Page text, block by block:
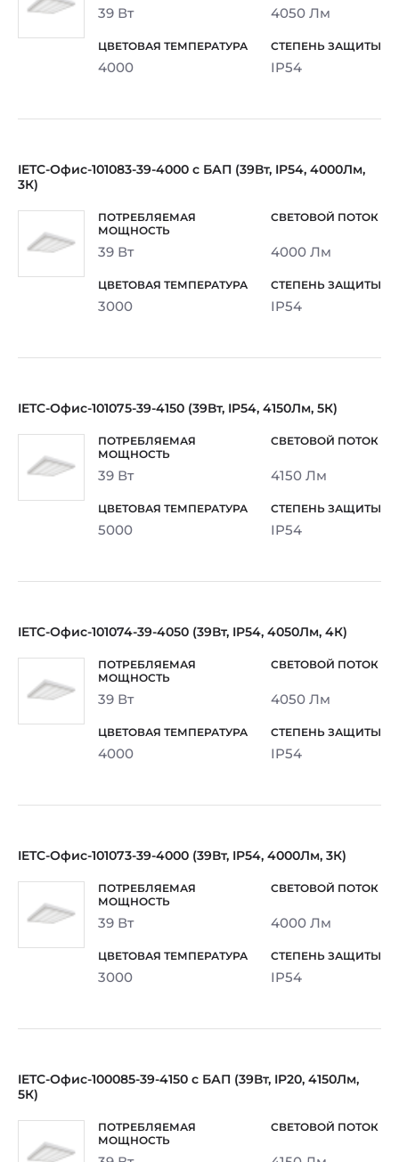
39 Вт 4050 Лм
4000 IP54
IETC-Офис-101083-39-4000 с БАП (39Вт, IP54, 4000Лм,
3К)
39 Вт 4000 Лм
3000 IP54
IETC-Офис-101075-39-4150 (39Вт, IP54, 4150Лм, 5К)
39 Вт 4150 Лм
5000 IP54
IETC-Офис-101074-39-4050 (39Вт, IP54, 4050Лм, 4К)
39 Вт 4050 Лм
4000 IP54
IETC-Офис-101073-39-4000 (39Вт, IP54, 4000Лм, 3К)
39 Вт 4000 Лм
3000 IP54
IETC-Офис-100085-39-4150 с БАП (39Вт, IP20, 4150Лм,
5К)